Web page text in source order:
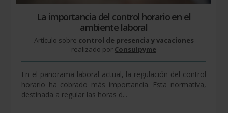
La importancia del control horario en el
ambiente laboral
Artículo sobre control de presencia y vacaciones
realizado por Consulpyme
En el panorama laboral actual, la regulación del control
horario ha cobrado más importancia. Esta normativa,
destinada a regular las horas d...